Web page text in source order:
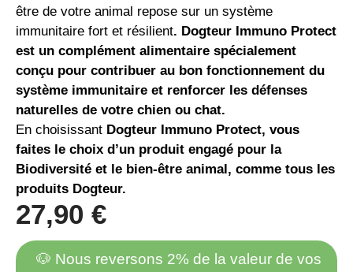
être de votre animal repose sur un système
immunitaire fort et résilient. Dogteur Immuno Protect
est un complément alimentaire spécialement
conçu pour contribuer au bon fonctionnement du
système immunitaire et renforcer les défenses
naturelles de votre chien ou chat.
En choisissant Dogteur Immuno Protect, vous
faites le choix d’un produit engagé pour la
Biodiversité et le bien-être animal, comme tous les
produits Dogteur.
27,90 €
🐶 Nous reversons 2% de la valeur de vos